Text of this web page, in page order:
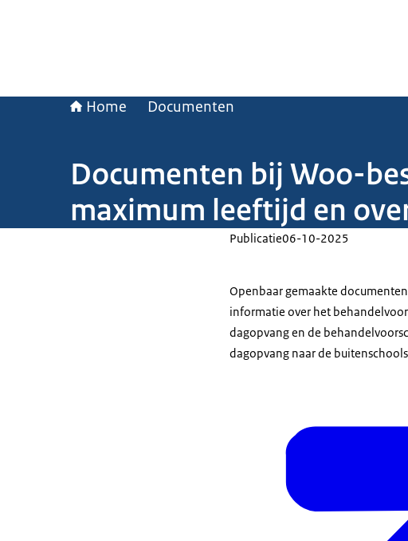
Home Documenten
Documenten bij Woo-
maximum leeftijd en
Publicatie06-10-2025
Openbaar gemaakte
informatie over het
dagopvang en de
dagopvang naar de